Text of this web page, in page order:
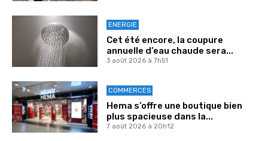
ENERGIE
Cet été encore, la coupure
annuelle d’eau chaude sera...
3 août 2026 à 7h51
COMMERCES
Hema s’offre une boutique bien
plus spacieuse dans la...
7 août 2026 à 20h12